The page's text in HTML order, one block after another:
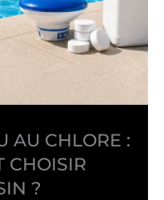
AU CHLORE :
CHOISIR
?